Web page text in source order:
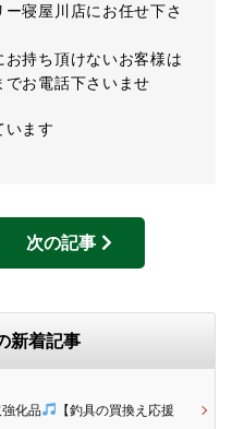
寝屋川店にお任せ下さ
持ち頂けないお客様は
お電話下さいませ
います
次の記事
新着記事
強化品
【釣具の買換え応援